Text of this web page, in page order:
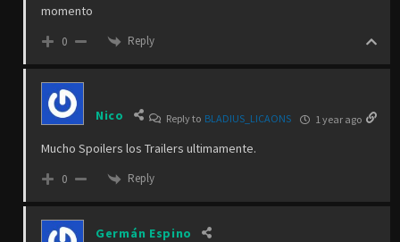
momento
0 Reply
Nico Reply to BLADIUS_LICAONS 1 year ago
Mucho Spoilers los Trailers ultimamente.
0 Reply
Germán Espino